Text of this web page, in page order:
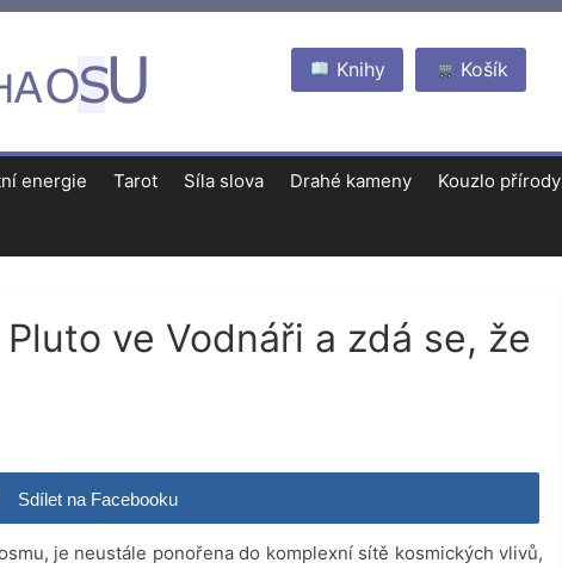
Košík
Knihy
energie Tarot Síla slova Drahé kameny Kouzlo přírody
ve Vodnáři a zdá se, že
Sdílet na Facebooku
je neustále ponořena do komplexní sítě kosmických vlivů,